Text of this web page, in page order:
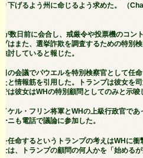
下げるよう州に命じるよう求めた。 （
数日前に会合し、戒厳令や投票機のコン
はまた、選挙詐欺を調査するための特別
討していると報じた。
の会議でパウエルを特別検察官として任
と情報筋を引用した。トランプは彼女を
は彼女はWHの特別顧問としてのみと示唆
ケル・フリン将軍とWHの上級行政官で
ニも電話で議論に参加した。
任命するというトランプの考えはWHに
は、トランプの顧問の何人かを「始める